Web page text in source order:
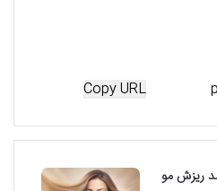
Copy URL
ریزش مو